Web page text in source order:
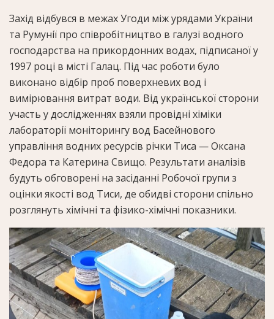
Захід відбувся в межах Угоди між урядами України
та Румунії про співробітництво в галузі водного
господарства на прикордонних водах, підписаної у
1997 році в місті Галац. Під час роботи було
виконано відбір проб поверхневих вод і
вимірювання витрат води. Від української сторони
участь у дослідженнях взяли провідні хіміки
лабораторії моніторингу вод Басейнового
управління водних ресурсів річки Тиса — Оксана
Федора та Катерина Свищо. Результати аналізів
будуть обговорені на засіданні Робочої групи з
оцінки якості вод Тиси, де обидві сторони спільно
розглянуть хімічні та фізико-хімічні показники.